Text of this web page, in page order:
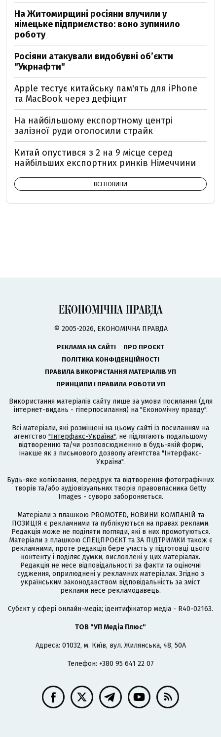
На Житомирщині росіяни влучили у
німецьке підприємство: воно зупинило
роботу
Росіяни атакували видобувні обʼєкти
"Укрнафти"
Apple тестує китайську пам'ять для iPhone
та MacBook через дефіцит
На найбільшому експортному центрі
залізної руди оголосили страйк
Китай опустився з 2 на 9 місце серед
найбільших експортних ринків Німеччини
ВСІ НОВИНИ
© 2005-2026, ЕКОНОМІЧНА ПРАВДА
РЕКЛАМА НА САЙТІ
ПРО ПРОЄКТ
ПОЛІТИКА КОНФІДЕНЦІЙНОСТІ
ПРАВИЛА ВИКОРИСТАННЯ МАТЕРІАЛІВ УП
ПРИНЦИПИ І ПРАВИЛА РОБОТИ УП
Використання матеріалів сайту лише за умови посилання (для
інтернет-видань - гіперпосилання) на "Економічну правду".
Всі матеріали, які розміщені на цьому сайті із посиланням на
агентство "Інтерфакс-Україна", не підлягають подальшому
відтворенню та/чи розповсюдженню в будь-якій формі,
інакше як з письмового дозволу агентства "Інтерфакс-
Україна".
Будь-яке копіювання, передрук та відтворення фотографічних
творів та/або аудіовізуальних творів правовласника Getty
Images - суворо забороняється.
Матеріали з плашкою PROMOTED, НОВИНИ КОМПАНІЙ та
ПОЗИЦІЯ є рекламними та публікуються на правах реклами.
Редакція може не поділяти погляди, які в них промотуються.
Матеріали з плашкою СПЕЦПРОЄКТ та ЗА ПІДТРИМКИ також є
рекламними, проте редакція бере участь у підготовці цього
контенту і поділяє думки, висловлені у цих матеріалах.
Редакція не несе відповідальності за факти та оціночні
судження, оприлюднені у рекламних матеріалах. Згідно з
українським законодавством відповідальність за зміст
реклами несе рекламодавець.
Cубєкт у сфері онлайн-медіа; ідентифікатор медіа - R40-02163.
ТОВ "УП Медіа Плюс"
Адреса: 01032, м. Київ, вул. Жилянська, 48, 50А
Телефон: +380 95 641 22 07